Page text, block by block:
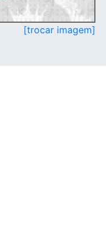
[trocar imagem]